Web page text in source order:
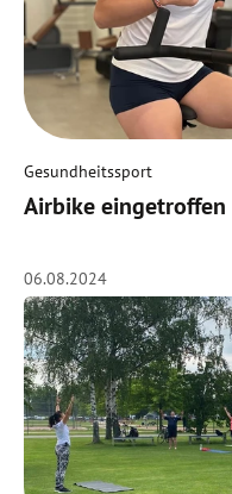
Gesundheitssport
Airbike eingetroffen
06.08.2024